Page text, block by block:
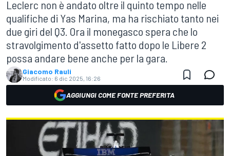
Leclerc non è andato oltre il quinto tempo nelle
qualifiche di Yas Marina, ma ha rischiato tanto nei
due giri del Q3. Ora il monegasco spera che lo
stravolgimento d'assetto fatto dopo le Libere 2
possa andare bene anche per la gara.
Giacomo Rauli
Modificato: 6 dic 2025, 16:26
AGGIUNGI COME FONTE PREFERITA